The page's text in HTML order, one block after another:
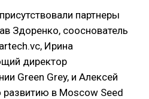
партнеры
Здоренко, сооснователь
Ирина
директор
Green Grey, и Алексей
в Moscow Seed